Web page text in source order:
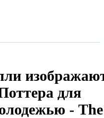
для
- The